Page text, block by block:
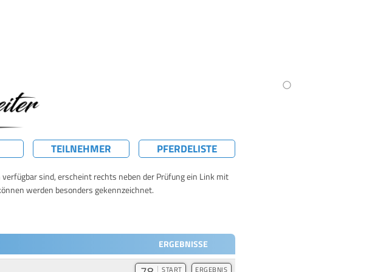
TEILNEHMER PFERDELISTE
sind, erscheint rechts neben der Prüfung ein Link mit
werden besonders gekennzeichnet.
ERGEBNISSE
START ERGEBNIS